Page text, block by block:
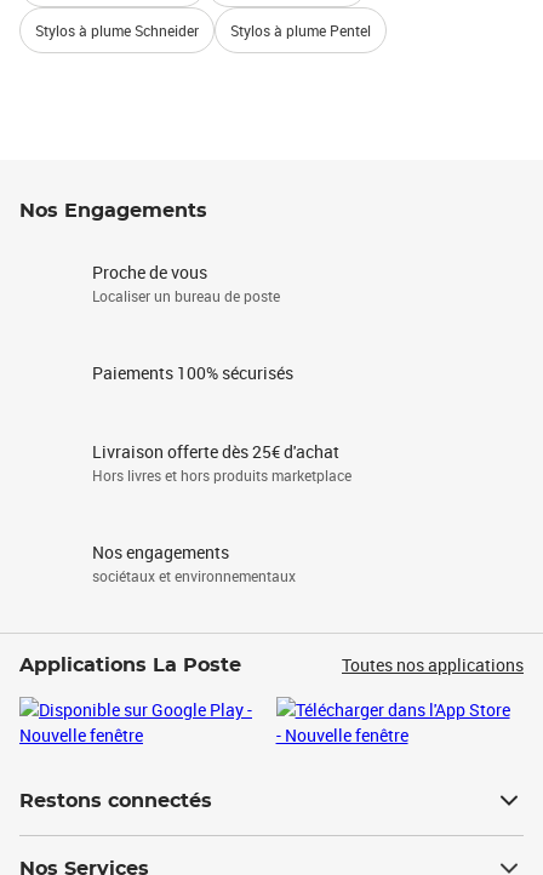
Stylos à plume Schneider Stylos à plume Pentel
Nos Engagements
Proche de vous
Localiser un bureau de poste
Paiements 100% sécurisés
Livraison offerte dès 25€ d'achat
Hors livres et hors produits marketplace
Nos engagements
sociétaux et environnementaux
Applications La Poste Toutes nos applications
Restons connectés
Nos Services